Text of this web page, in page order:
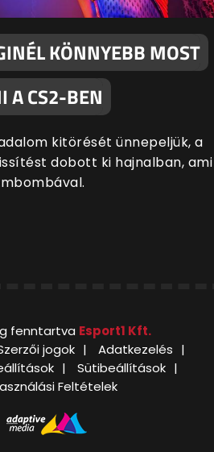
KÖNNYEBB MOST
A CS2-BEN
kitörését ünnepeljük, a
dobott ki hajnalban, ami
fenntartva Esport1 Kft.
jogok
Adatkezelés
Sütibeállítások
Feltételek